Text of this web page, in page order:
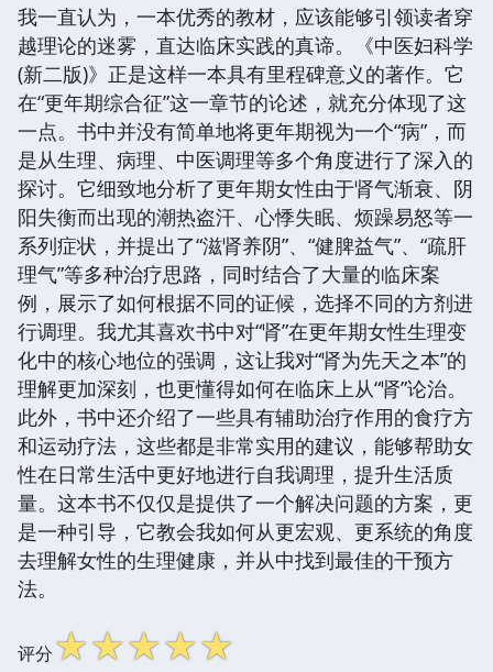
我一直认为，一本优秀的教材，应该能够引领读者穿
越理论的迷雾，直达临床实践的真谛。《中医妇科学
(新二版)》正是这样一本具有里程碑意义的著作。它
在“更年期综合征”这一章节的论述，就充分体现了这
一点。书中并没有简单地将更年期视为一个“病”，而
是从生理、病理、中医调理等多个角度进行了深入的
探讨。它细致地分析了更年期女性由于肾气渐衰、阴
阳失衡而出现的潮热盗汗、心悸失眠、烦躁易怒等一
系列症状，并提出了“滋肾养阴”、“健脾益气”、“疏肝
理气”等多种治疗思路，同时结合了大量的临床案
例，展示了如何根据不同的证候，选择不同的方剂进
行调理。我尤其喜欢书中对“肾”在更年期女性生理变
化中的核心地位的强调，这让我对“肾为先天之本”的
理解更加深刻，也更懂得如何在临床上从“肾”论治。
此外，书中还介绍了一些具有辅助治疗作用的食疗方
和运动疗法，这些都是非常实用的建议，能够帮助女
性在日常生活中更好地进行自我调理，提升生活质
量。这本书不仅仅是提供了一个解决问题的方案，更
是一种引导，它教会我如何从更宏观、更系统的角度
去理解女性的生理健康，并从中找到最佳的干预方
法。
评分☆☆☆☆☆